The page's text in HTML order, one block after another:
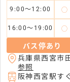
9:00～12:00 ◯
16:00～19:00 ◯
バス停あり
兵庫県西宮市
参照
阪神西宮駅す